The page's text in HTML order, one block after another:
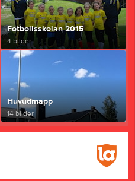
Fotbollsskolan 2015
4 bilder
Huvudmapp
14 bilder